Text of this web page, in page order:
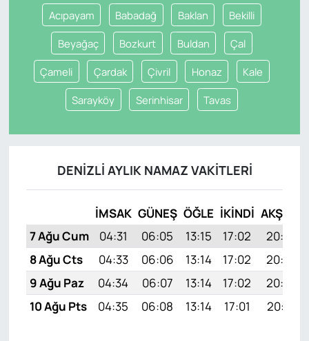
Acıpayam Babadağ Baklan Bekilli
Beyağaç Bozkurt Buldan Çal
Çameli Çardak Çivril Honaz Kale
Sarayköy Serinhisar Tavas
DENIZLI AYLIK NAMAZ VAKITLERI
İMSAK GÜNEŞ ÖĞLE İKINDI AKŞAM
7 Ağu Cum
04:31 06:05 13:15 17:02 20:14
8 Ağu Cts
04:33 06:06 13:14 17:02 20:13
9 Ağu Paz
04:34 06:07 13:14 17:02 20:12
10 Ağu Pts
04:35 06:08 13:14 17:01 20:11